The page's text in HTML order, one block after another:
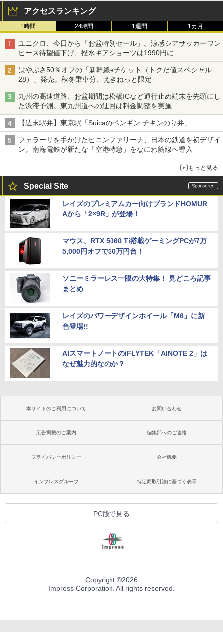
アクセスランキング
1時間 24時間 1週間 1カ月
ユニクロ、今日から「お盆特別セール」。涼感シアサッカーワン
ピース待望値下げ、撥水ギアショーツは1990円に
はやぶさ50％オフの「新幹線eチケット（トクだ値スペシャル
28）」発売。秋冬乗車分、えきねっと限定
九州の高速道路、お盆期間は松橋ICなど通行止め端末を先頭にし
た渋滞予測。東九州道への迂回は料金調整を実施
【週末駅弁】東京駅「Suicaのペンギン チキンのり弁」
フェラーリを手がけたピニンファリーナ、日本の鉄道を初デザイ
ン。南海電鉄が新たな「空港特急」をなにわ筋線へ導入
もっと見る
Special Site
レイズのプレミアムカー向けブランドHOMUR
Aから「2×9R」が登場！
マウス、RTX 5060 Ti搭載ゲーミングPCが7万
5,000円オフで30万円台！
ソニーミラーレス一眼の大特集！ 見どころ記事
まとめ
レイズのパワーデザインホイール「M6」に新
色登場!!
AIスマートノートのiFLYTEK「AINOTE 2」は
なぜ魅力的なのか？
本サイトのご利用について お問い合わせ
広告掲載のご案内 編集部へのご連絡
プライバシーポリシー 会社概要
インプレスグループ 特定商取引法に基づく表示
PC版で見る
Copyright ©2026
Impress Corporation. All rights reserved.